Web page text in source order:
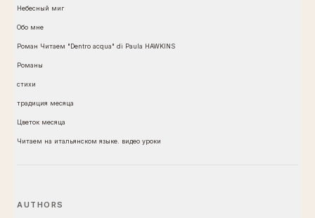
Небесный миг
Обо мне
Роман Читаем "Dentro acqua" di Paula HAWKINS
Романы
стихи
традиция месяца
Цветок месяца
Читаем на итальянском языке. видео уроки
AUTHORS